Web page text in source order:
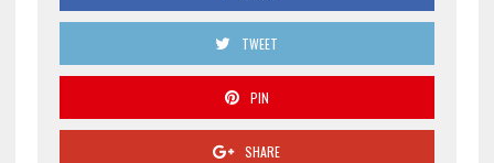
TWEET
PIN
SHARE